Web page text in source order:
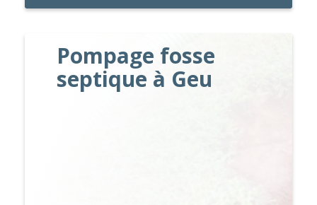
Pompage fosse
septique à Geu